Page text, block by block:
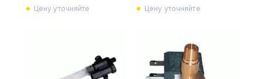
Цену уточняйте Цену уточняйте